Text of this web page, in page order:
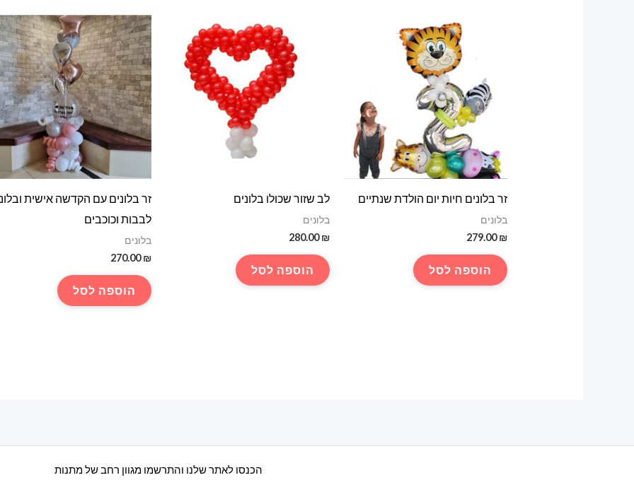
זר בלונים חיות יום הולדת שנתיים
בלונים
279.00₪
הוספה לסל
לב שזור שכולו בלונים
בלונים
280.00₪
הוספה לסל
זר בלונים עם הקדשה אישית
לבבות וכוכבים
בלונים
270.00₪
הוספה לסל
הכנסו לאתר שלנו והתרשמו מגוון רחב של מתנות